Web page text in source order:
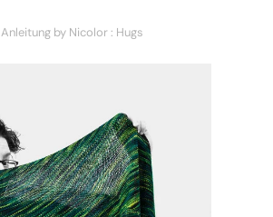
Anleitung by Nicolor : Hugs